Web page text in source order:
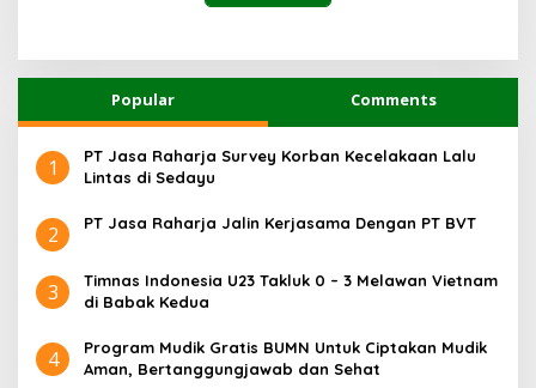
Popular Comments
1
PT Jasa Raharja Survey Korban Kecelakaan Lalu
Lintas di Sedayu
2 PT Jasa Raharja Jalin Kerjasama Dengan PT BVT
3
Timnas Indonesia U23 Takluk 0 – 3 Melawan Vietnam
di Babak Kedua
4
Program Mudik Gratis BUMN Untuk Ciptakan Mudik
Aman, Bertanggungjawab dan Sehat